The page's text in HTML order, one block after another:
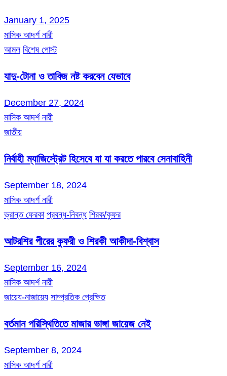
January 1, 2025
মাসিক আদর্শ নারী
আমল বিশেষ পোস্ট
যাদু-টোনা ও তাবিজ নষ্ট করবেন যেভাবে
December 27, 2024
মাসিক আদর্শ নারী
জাতীয়
নির্বাহী ম্যাজিস্ট্রেট হিসেবে যা যা করতে পারবে সেনাবাহিনী
September 18, 2024
মাসিক আদর্শ নারী
ভ্রান্ত ফেরকা প্রবন্ধ-নিবন্ধ শিরক/কুফর
আটরশির পীরের কুফরী ও শিরকী আকীদা-বিশ্বাস
September 16, 2024
মাসিক আদর্শ নারী
জায়েয-নাজায়েয সাম্প্রতিক প্রেক্ষিত
বর্তমান পরিস্থিতিতে মাজার ভাঙ্গা জায়েজ নেই
September 8, 2024
মাসিক আদর্শ নারী